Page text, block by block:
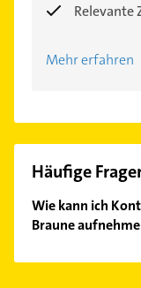
Relevante
Mehr erfahren
Häufige
Wie kann ich
Braune